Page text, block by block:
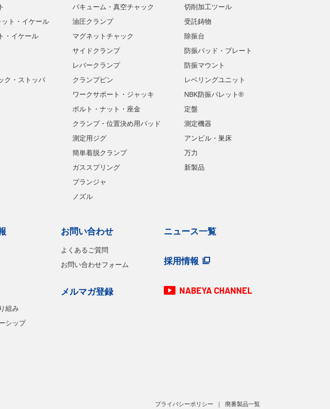
ト・イケール
・イケール
ク・ストッパ
バキューム・真空チャック
油圧クランプ
マグネットチャック
サイドクランプ
レバークランプ
クランプピン
ワークサポート・ジャッキ
ボルト・ナット・座金
クランプ・位置決め用パッド
測定用ジグ
簡単着脱クランプ
ガススプリング
プランジャ
ノズル
切削加工ツール
受託鋳物
除振台
防振パッド・プレート
防振マウント
レベリングユニット
NBK防振パレット®
定盤
測定機器
アンビル・巣床
万力
新製品
組み
シップ
お問い合わせ
よくあるご質問
お問い合わせフォーム
メルマガ登録
ニュース一覧
採用情報
NABEYA CHANNEL
プライバシーポリシー 廃番製品一覧